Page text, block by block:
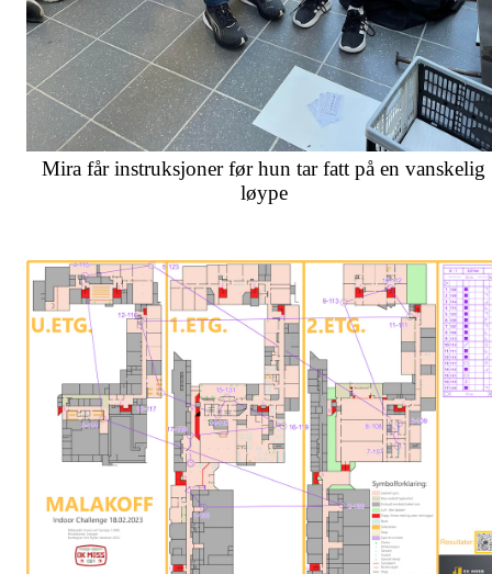
Mira får instruksjoner før hun tar fatt på en vanskelig
løype